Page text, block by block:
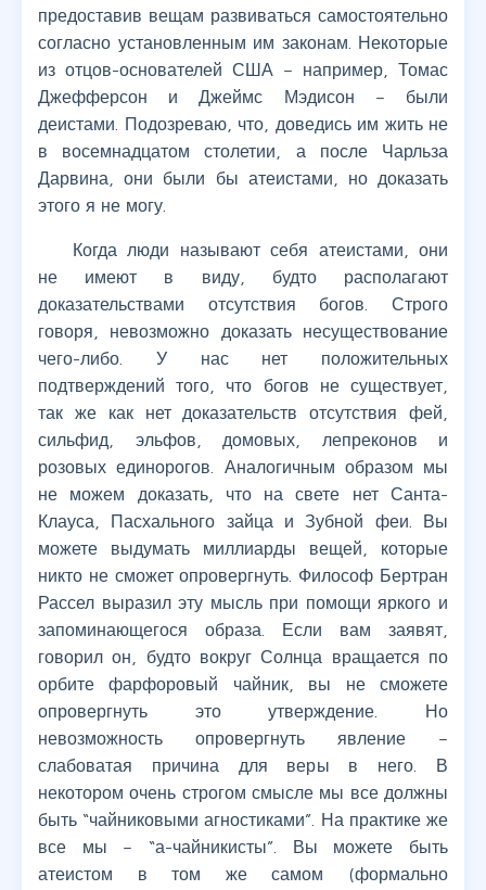
предоставив вещам развиваться самостоятельно
согласно установленным им законам. Некоторые
из отцов-основателей США – например, Томас
Джефферсон и Джеймс Мэдисон – были
деистами. Подозреваю, что, доведись им жить не
в восемнадцатом столетии, а после Чарльза
Дарвина, они были бы атеистами, но доказать
этого я не могу.
Когда люди называют себя атеистами, они
не имеют в виду, будто располагают
доказательствами отсутствия богов. Строго
говоря, невозможно доказать несуществование
чего-либо. У нас нет положительных
подтверждений того, что богов не существует,
так же как нет доказательств отсутствия фей,
сильфид, эльфов, домовых, лепреконов и
розовых единорогов. Аналогичным образом мы
не можем доказать, что на свете нет Санта-
Клауса, Пасхального зайца и Зубной феи. Вы
можете выдумать миллиарды вещей, которые
никто не сможет опровергнуть. Философ Бертран
Рассел выразил эту мысль при помощи яркого и
запоминающегося образа. Если вам заявят,
говорил он, будто вокруг Солнца вращается по
орбите фарфоровый чайник, вы не сможете
опровергнуть это утверждение. Но
невозможность опровергнуть явление –
слабоватая причина для веры в него. В
некотором очень строгом смысле мы все должны
быть “чайниковыми агностиками”. На практике же
все мы – “а-чайникисты”. Вы можете быть
атеистом в том же самом (формально